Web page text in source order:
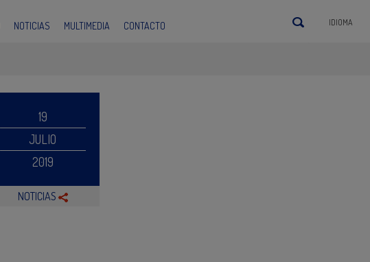
NOTICIAS MULTIMEDIA CONTACTO IDIOMA
19
JULIO
2019
NOTICIAS